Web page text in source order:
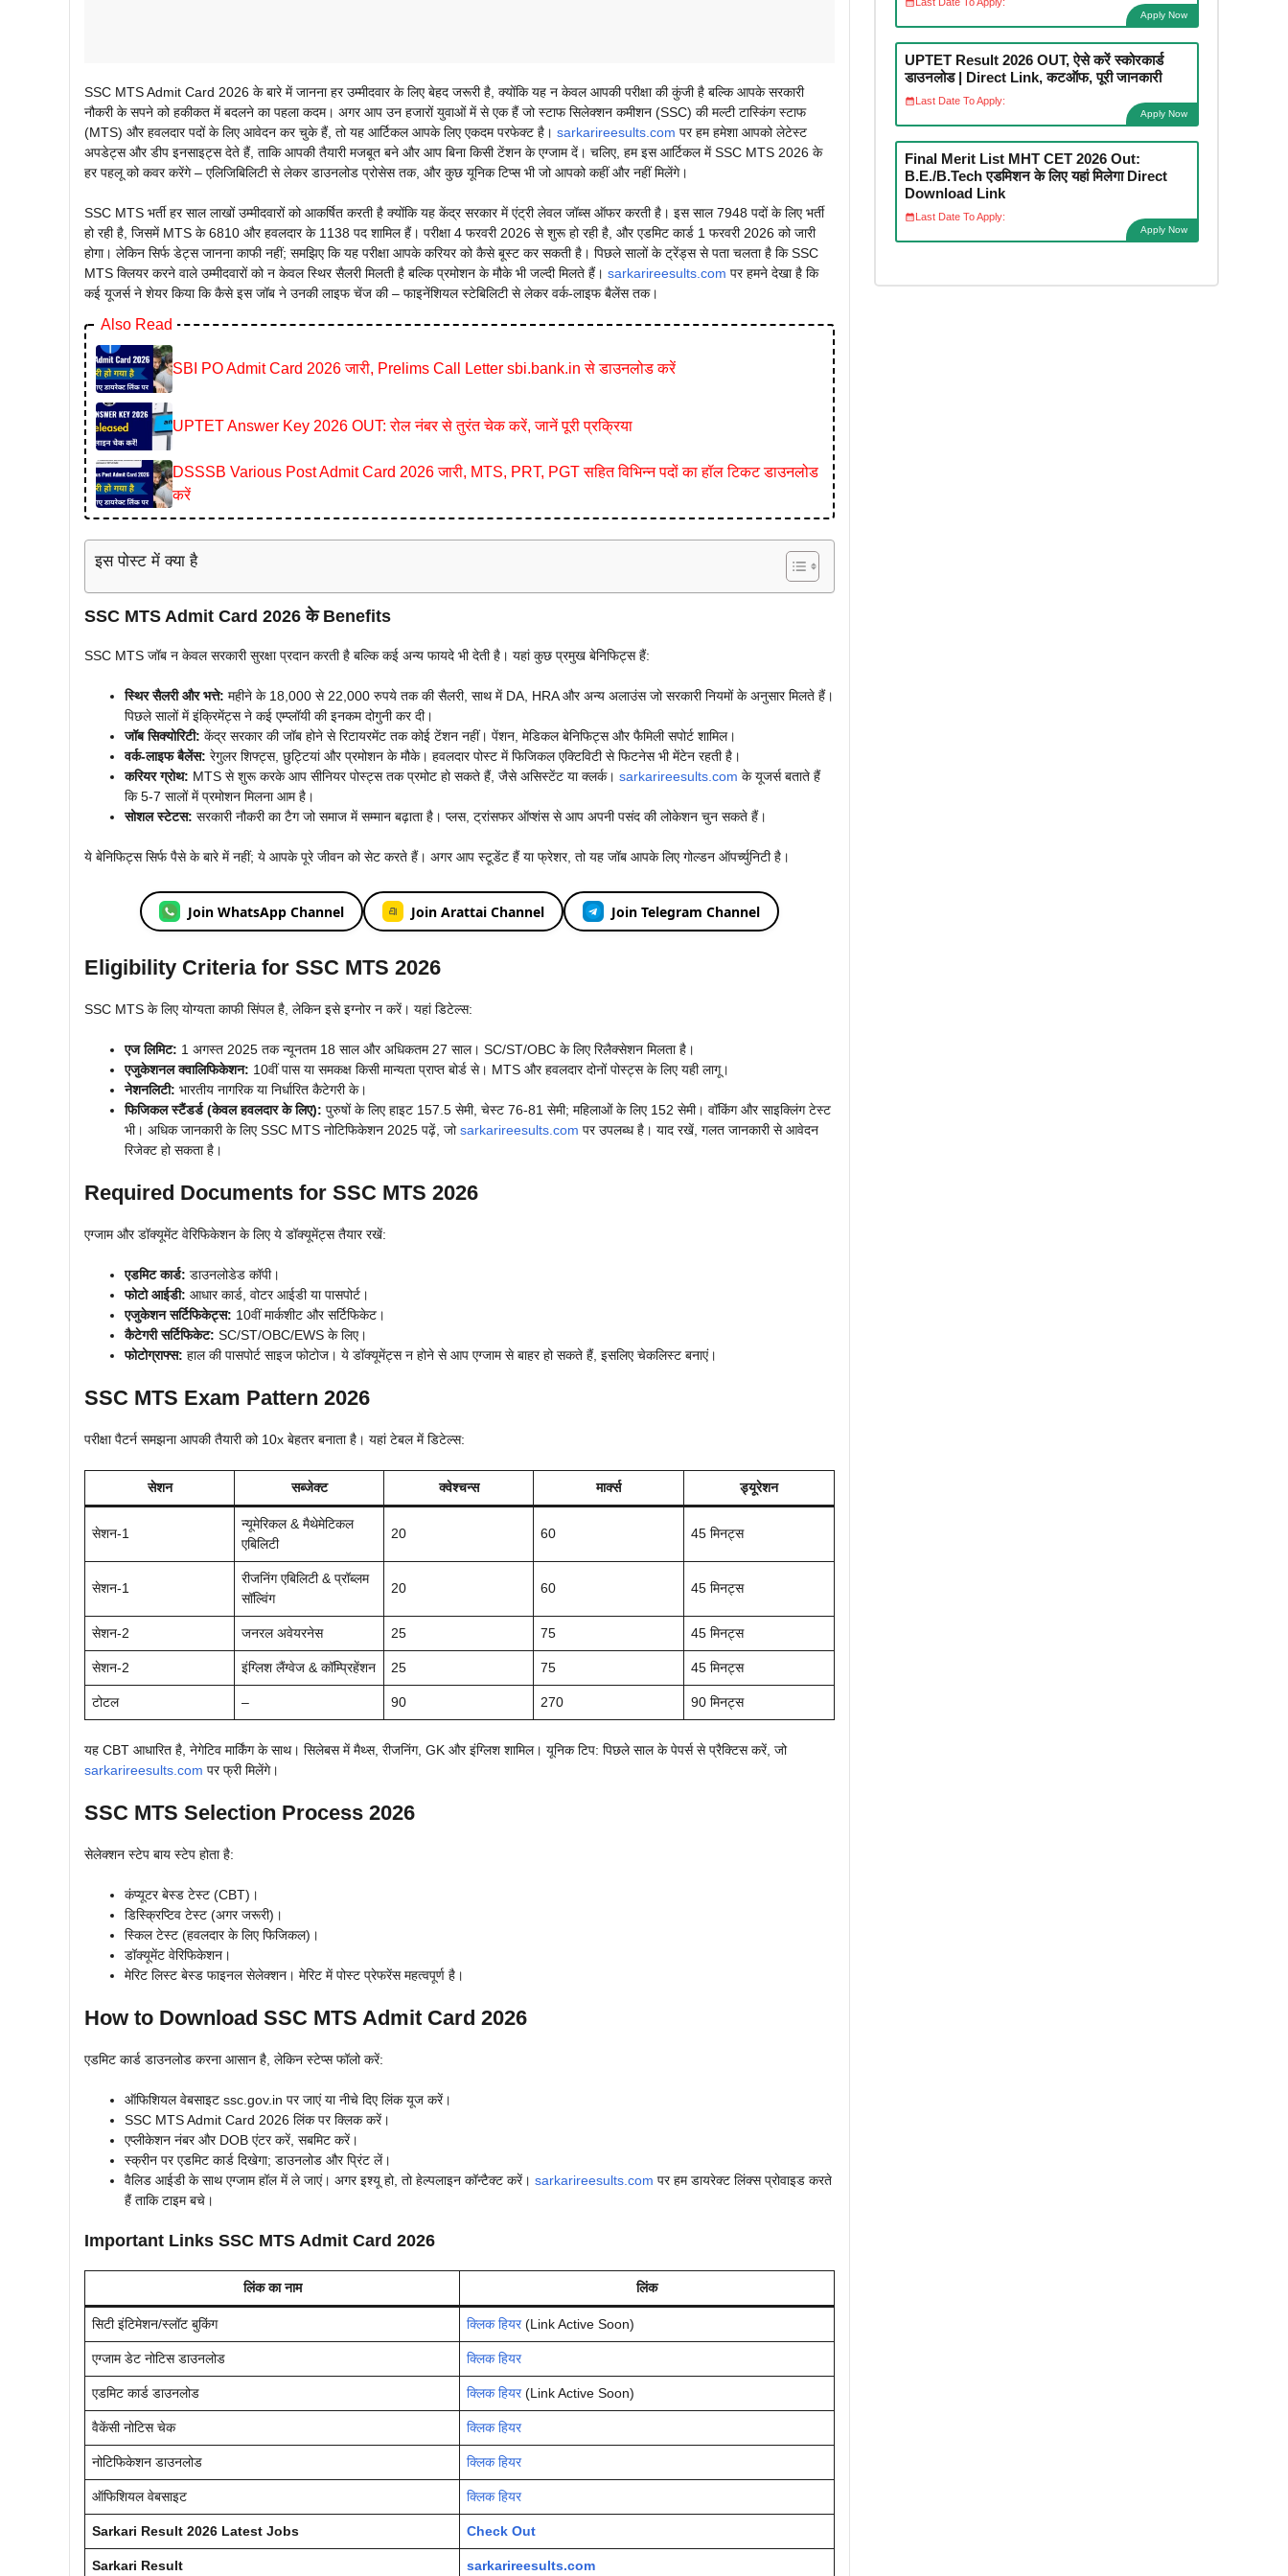
SSC MTS Admit Card 2026 के बारे में जानना हर उम्मीदवार के लिए बेहद जरूरी है, क्योंकि यह न केवल आपकी परीक्षा की कुंजी है बल्कि आपके सरकारी
नौकरी के सपने को हकीकत में बदलने का पहला कदम। अगर आप उन हजारों युवाओं में से एक हैं जो स्टाफ सिलेक्शन कमीशन (SSC) की मल्टी टास्किंग स्टाफ
(MTS) और हवलदार पदों के लिए आवेदन कर चुके हैं, तो यह आर्टिकल आपके लिए एकदम परफेक्ट है। sarkarireesults.com पर हम हमेशा आपको लेटेस्ट
अपडेट्स और डीप इनसाइट्स देते हैं, ताकि आपकी तैयारी मजबूत बने और आप बिना किसी टेंशन के एग्जाम दें। चलिए, हम इस आर्टिकल में SSC MTS 2026 के
हर पहलू को कवर करेंगे – एलिजिबिलिटी से लेकर डाउनलोड प्रोसेस तक, और कुछ यूनिक टिप्स भी जो आपको कहीं और नहीं मिलेंगे।
SSC MTS भर्ती हर साल लाखों उम्मीदवारों को आकर्षित करती है क्योंकि यह केंद्र सरकार में एंट्री लेवल जॉब्स ऑफर करती है। इस साल 7948 पदों के लिए भर्ती
हो रही है, जिसमें MTS के 6810 और हवलदार के 1138 पद शामिल हैं। परीक्षा 4 फरवरी 2026 से शुरू हो रही है, और एडमिट कार्ड 1 फरवरी 2026 को जारी
होगा। लेकिन सिर्फ डेट्स जानना काफी नहीं; समझिए कि यह परीक्षा आपके करियर को कैसे बूस्ट कर सकती है। पिछले सालों के ट्रेंड्स से पता चलता है कि SSC
MTS क्लियर करने वाले उम्मीदवारों को न केवल स्थिर सैलरी मिलती है बल्कि प्रमोशन के मौके भी जल्दी मिलते हैं। sarkarireesults.com पर हमने देखा है कि
कई यूजर्स ने शेयर किया कि कैसे इस जॉब ने उनकी लाइफ चेंज की – फाइनेंशियल स्टेबिलिटी से लेकर वर्क-लाइफ बैलेंस तक।
Also Read
SBI PO Admit Card 2026 जारी, Prelims Call Letter sbi.bank.in से डाउनलोड करें
UPTET Answer Key 2026 OUT: रोल नंबर से तुरंत चेक करें, जानें पूरी प्रक्रिया
DSSSB Various Post Admit Card 2026 जारी, MTS, PRT, PGT सहित विभिन्न पदों का हॉल टिकट डाउनलोड
करें
इस पोस्ट में क्या है
SSC MTS Admit Card 2026 के Benefits
SSC MTS जॉब न केवल सरकारी सुरक्षा प्रदान करती है बल्कि कई अन्य फायदे भी देती है। यहां कुछ प्रमुख बेनिफिट्स हैं:
स्थिर सैलरी और भत्ते: महीने के 18,000 से 22,000 रुपये तक की सैलरी, साथ में DA, HRA और अन्य अलाउंस जो सरकारी नियमों के अनुसार मिलते हैं।
पिछले सालों में इंक्रिमेंट्स ने कई एम्प्लॉयी की इनकम दोगुनी कर दी।
जॉब सिक्योरिटी: केंद्र सरकार की जॉब होने से रिटायरमेंट तक कोई टेंशन नहीं। पेंशन, मेडिकल बेनिफिट्स और फैमिली सपोर्ट शामिल।
वर्क-लाइफ बैलेंस: रेगुलर शिफ्ट्स, छुट्टियां और प्रमोशन के मौके। हवलदार पोस्ट में फिजिकल एक्टिविटी से फिटनेस भी मेंटेन रहती है।
करियर ग्रोथ: MTS से शुरू करके आप सीनियर पोस्ट्स तक प्रमोट हो सकते हैं, जैसे असिस्टेंट या क्लर्क। sarkarireesults.com के यूजर्स बताते हैं
कि 5-7 सालों में प्रमोशन मिलना आम है।
सोशल स्टेटस: सरकारी नौकरी का टैग जो समाज में सम्मान बढ़ाता है। प्लस, ट्रांसफर ऑप्शंस से आप अपनी पसंद की लोकेशन चुन सकते हैं।
ये बेनिफिट्स सिर्फ पैसे के बारे में नहीं; ये आपके पूरे जीवन को सेट करते हैं। अगर आप स्टूडेंट हैं या फ्रेशर, तो यह जॉब आपके लिए गोल्डन ऑपर्च्युनिटी है।
Join WhatsApp Channel Join Arattai Channel Join Telegram Channel
Eligibility Criteria for SSC MTS 2026
SSC MTS के लिए योग्यता काफी सिंपल है, लेकिन इसे इग्नोर न करें। यहां डिटेल्स:
एज लिमिट: 1 अगस्त 2025 तक न्यूनतम 18 साल और अधिकतम 27 साल। SC/ST/OBC के लिए रिलैक्सेशन मिलता है।
एजुकेशनल क्वालिफिकेशन: 10वीं पास या समकक्ष किसी मान्यता प्राप्त बोर्ड से। MTS और हवलदार दोनों पोस्ट्स के लिए यही लागू।
नेशनलिटी: भारतीय नागरिक या निर्धारित कैटेगरी के।
फिजिकल स्टैंडर्ड (केवल हवलदार के लिए): पुरुषों के लिए हाइट 157.5 सेमी, चेस्ट 76-81 सेमी; महिलाओं के लिए 152 सेमी। वॉकिंग और साइक्लिंग टेस्ट
भी। अधिक जानकारी के लिए SSC MTS नोटिफिकेशन 2025 पढ़ें, जोsarkarireesults.com पर उपलब्ध है। याद रखें, गलत जानकारी से आवेदन
रिजेक्ट हो सकता है।
Required Documents for SSC MTS 2026
एग्जाम और डॉक्यूमेंट वेरिफिकेशन के लिए ये डॉक्यूमेंट्स तैयार रखें:
एडमिट कार्ड: डाउनलोडेड कॉपी।
फोटो आईडी: आधार कार्ड, वोटर आईडी या पासपोर्ट।
एजुकेशन सर्टिफिकेट्स: 10वीं मार्कशीट और सर्टिफिकेट।
कैटेगरी सर्टिफिकेट: SC/ST/OBC/EWS के लिए।
फोटोग्राफ्स: हाल की पासपोर्ट साइज फोटोज। ये डॉक्यूमेंट्स न होने से आप एग्जाम से बाहर हो सकते हैं, इसलिए चेकलिस्ट बनाएं।
SSC MTS Exam Pattern 2026
परीक्षा पैटर्न समझना आपकी तैयारी को 10x बेहतर बनाता है। यहां टेबल में डिटेल्स:
सेशन सब्जेक्ट क्वेश्चन्स मार्क्स ड्यूरेशन
सेशन-1
न्यूमेरिकल & मैथेमेटिकल
एबिलिटी
20 60 45 मिनट्स
सेशन-1
रीजनिंग एबिलिटी & प्रॉब्लम
सॉल्विंग
20 60 45 मिनट्स
सेशन-2 जनरल अवेयरनेस 25 75 45 मिनट्स
सेशन-2 इंग्लिश लैंग्वेज & कॉम्प्रिहेंशन 25 75 45 मिनट्स
टोटल – 90 270 90 मिनट्स
यह CBT आधारित है, नेगेटिव मार्किंग के साथ। सिलेबस में मैथ्स, रीजनिंग, GK और इंग्लिश शामिल। यूनिक टिप: पिछले साल के पेपर्स से प्रैक्टिस करें, जो
sarkarireesults.com पर फ्री मिलेंगे।
SSC MTS Selection Process 2026
सेलेक्शन स्टेप बाय स्टेप होता है:
कंप्यूटर बेस्ड टेस्ट (CBT)।
डिस्क्रिप्टिव टेस्ट (अगर जरूरी)।
स्किल टेस्ट (हवलदार के लिए फिजिकल)।
डॉक्यूमेंट वेरिफिकेशन।
मेरिट लिस्ट बेस्ड फाइनल सेलेक्शन। मेरिट में पोस्ट प्रेफरेंस महत्वपूर्ण है।
How to Download SSC MTS Admit Card 2026
एडमिट कार्ड डाउनलोड करना आसान है, लेकिन स्टेप्स फॉलो करें:
ऑफिशियल वेबसाइट ssc.gov.in पर जाएं या नीचे दिए लिंक यूज करें।
SSC MTS Admit Card 2026 लिंक पर क्लिक करें।
एप्लीकेशन नंबर और DOB एंटर करें, सबमिट करें।
स्क्रीन पर एडमिट कार्ड दिखेगा; डाउनलोड और प्रिंट लें।
वैलिड आईडी के साथ एग्जाम हॉल में ले जाएं। अगर इश्यू हो, तो हेल्पलाइन कॉन्टैक्ट करें। sarkarireesults.com पर हम डायरेक्ट लिंक्स प्रोवाइड करते
हैं ताकि टाइम बचे।
Important Links SSC MTS Admit Card 2026
लिंक का नाम लिंक
सिटी इंटिमेशन/स्लॉट बुकिंग क्लिक हियर(Link Active Soon)
एग्जाम डेट नोटिस डाउनलोड क्लिक हियर
एडमिट कार्ड डाउनलोड क्लिक हियर(Link Active Soon)
वैकेंसी नोटिस चेक क्लिक हियर
नोटिफिकेशन डाउनलोड क्लिक हियर
ऑफिशियल वेबसाइट क्लिक हियर
Sarkari Result 2026 Latest Jobs Check Out
Sarkari Result sarkarireesults.com
Apply Now
UPTET Result 2026 OUT, ऐसे करें स्कोरकार्ड
डाउनलोड | Direct Link, कटऑफ, पूरी जानकारी
Last Date To Apply:
Apply Now
Final Merit List MHT CET 2026 Out:
B.E./B.Tech एडमिशन के लिए यहां मिलेगा Direct
Download Link
Last Date To Apply:
Apply Now